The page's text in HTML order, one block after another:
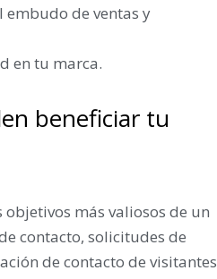
de ventas y
en tu marca.
beneficiar tu
objetivos más valiosos de un
contacto, solicitudes de
de contacto de visitantes